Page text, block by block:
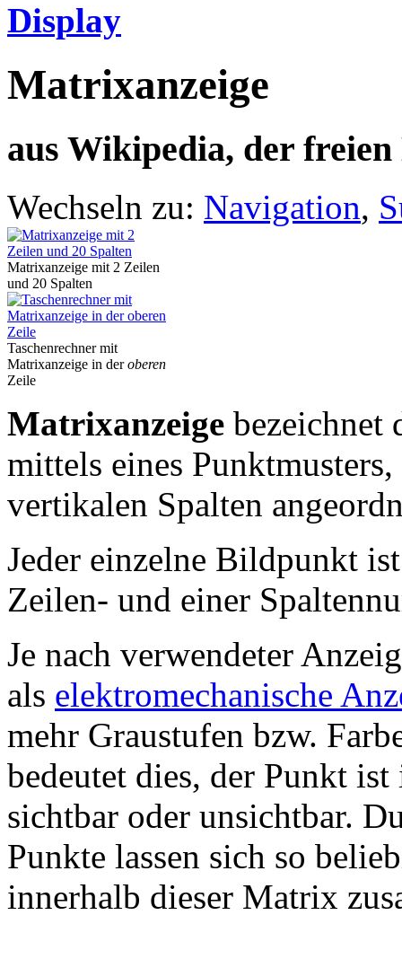
Display
Matrixanzeige
aus Wikipedia, der
Wechseln zu: Navigation,
Matrixanzeige mit 2 Zeilen
und 20 Spalten
Taschenrechner mit
Matrixanzeige in deroberen
Zeile
Matrixanzeige bezeichnet
mittels eines
vertikalen Spalten
Jeder einzelne Bildpunkt
Zeilen- und einer
Je nach verwendeter
als elektromechanische
mehr Graustufen bzw.
bedeutet dies, der Punkt
sichtbar oder unsichtbar.
Punkte lassen sich so
innerhalb dieser Matrix